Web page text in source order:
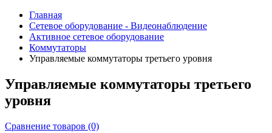
Главная
Сетевое оборудование - Видеонаблюдение
Активное сетевое оборудование
Коммутаторы
Управляемые коммутаторы третьего уровня
Управляемые коммутаторы третьего
уровня
Сравнение товаров (0)